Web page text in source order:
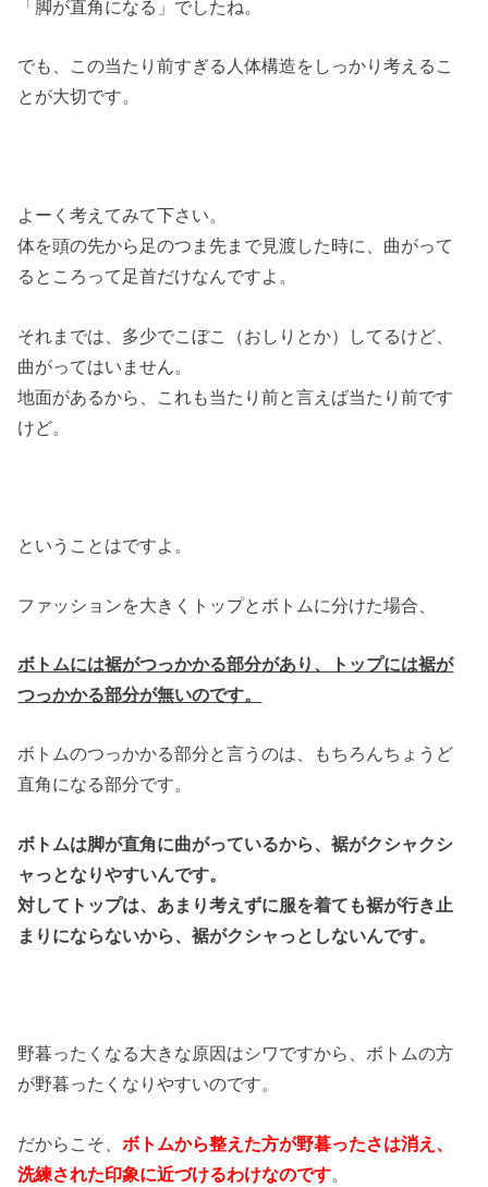
「脚が直角になる」でしたね。
でも、この当たり前すぎる人体構造をしっかり考えるこ
とが大切です。
よーく考えてみて下さい。
体を頭の先から足のつま先まで見渡した時に、曲がって
るところって足首だけなんですよ。
それまでは、多少でこぼこ（おしりとか）してるけど、
曲がってはいません。
地面があるから、これも当たり前と言えば当たり前です
けど。
ということはですよ。
ファッションを大きくトップとボトムに分けた場合、
ボトムには裾がつっかかる部分があり、トップには裾が
つっかかる部分が無いのです。
ボトムのつっかかる部分と言うのは、もちろんちょうど
直角になる部分です。
ボトムは脚が直角に曲がっているから、裾がクシャクシ
ャっとなりやすいんです。
対してトップは、あまり考えずに服を着ても裾が行き止
まりにならないから、裾がクシャっとしないんです。
野暮ったくなる大きな原因はシワですから、ボトムの方
が野暮ったくなりやすいのです。
だからこそ、ボトムから整えた方が野暮ったさは消え、
洗練された印象に近づけるわけなのです。